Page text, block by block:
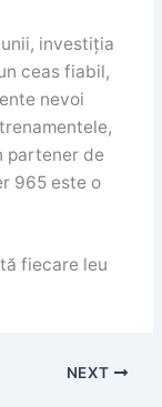
investiția
ceas fiabil,
nevoi
partener de
965 este o
fiecare leu
NEXT